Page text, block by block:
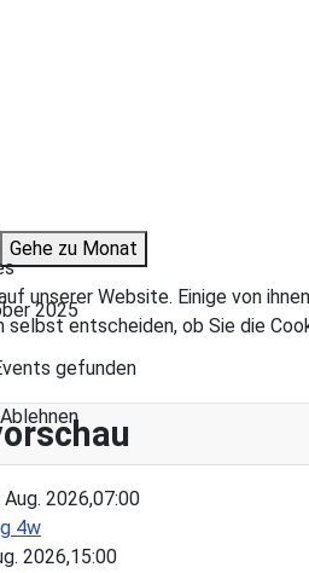
Gehe zu Monat
2025
gefunden
2026,07:00
4w
2026,15:00
unserer Website. Einige von
selbst entscheiden, ob Sie die
Ablehnen